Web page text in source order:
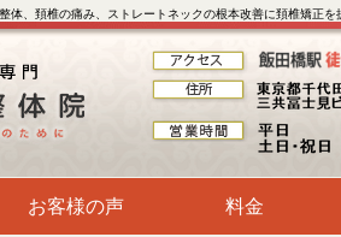
、頚椎の痛み、ストレートネックの根本改善に頚椎矯正
お客様の声 料金